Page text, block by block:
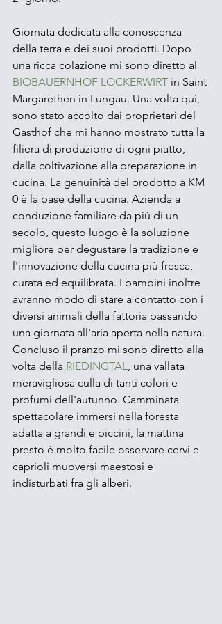
Giornata dedicata alla conoscenza
della terra e dei suoi prodotti. Dopo
una ricca colazione mi sono diretto al
BIOBAUERNHOF LOCKERWIRT in Saint
Margarethen in Lungau. Una volta qui,
sono stato accolto dai proprietari del
Gasthof che mi hanno mostrato tutta la
filiera di produzione di ogni piatto,
dalla coltivazione alla preparazione in
cucina. La genuinità del prodotto a KM
0 è la base della cucina. Azienda a
conduzione familiare da più di un
secolo, questo luogo è la soluzione
migliore per degustare la tradizione e
l'innovazione della cucina più fresca,
curata ed equilibrata. I bambini inoltre
avranno modo di stare a contatto con i
diversi animali della fattoria passando
una giornata all'aria aperta nella natura.
Concluso il pranzo mi sono diretto alla
volta della RIEDINGTAL, una vallata
meravigliosa culla di tanti colori e
profumi dell'autunno. Camminata
spettacolare immersi nella foresta
adatta a grandi e piccini, la mattina
presto è molto facile osservare cervi e
caprioli muoversi maestosi e
indisturbati fra gli alberi.